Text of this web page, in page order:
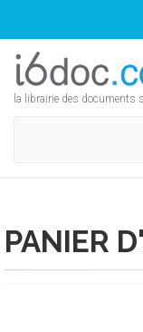
la librairie des documents
PANIER